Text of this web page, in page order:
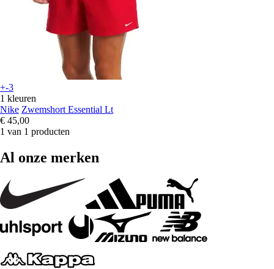
+-3
1 kleuren
Nike Zwemshort Essential Lt
€ 45,00
1 van 1 producten
Al onze merken